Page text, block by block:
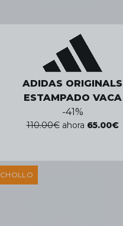
ADIDAS ORIGINALS
ESTAMPADO VACA
-41%
110.00€ ahora 65.00€
CHOLLO